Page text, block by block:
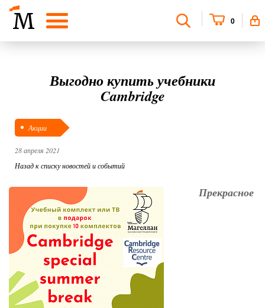
0
Выгодно купить учебники
Cambridge
Акции
28 апреля 2021
Назад к списку новостей и событий
Прекрасное